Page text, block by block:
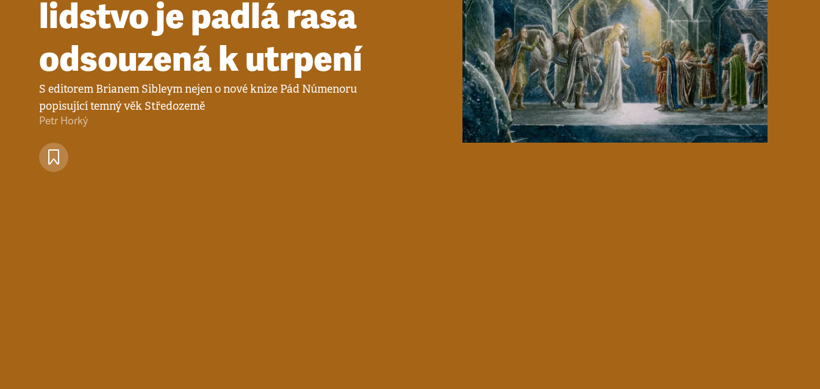
lidstvo je padlá rasa
odsouzená k utrpení
S editorem Brianem Sibleym nejen o nové knize Pád Númenoru
popisující temný věk Středozemě
Petr Horký